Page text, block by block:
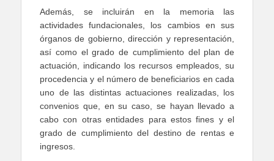
Además, se incluirán en la memoria las
actividades fundacionales, los cambios en sus
órganos de gobierno, dirección y representación,
así como el grado de cumplimiento del plan de
actuación, indicando los recursos empleados, su
procedencia y el número de beneficiarios en cada
uno de las distintas actuaciones realizadas, los
convenios que, en su caso, se hayan llevado a
cabo con otras entidades para estos fines y el
grado de cumplimiento del destino de rentas e
ingresos.